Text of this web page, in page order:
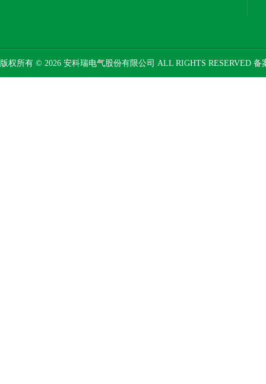
版权所有 © 2026 安科瑞电气股份有限公司 ALL RIGHTS RESERVED 备